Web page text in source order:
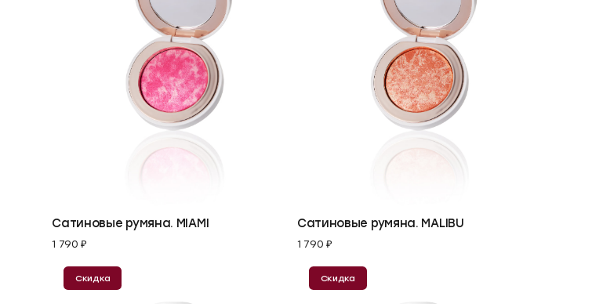
Сатиновые румяна. MIAMI
1 790 ₽
В корзину
Сатиновые румяна. MALIBU
1 790 ₽
В корзину
Скидка Скидка